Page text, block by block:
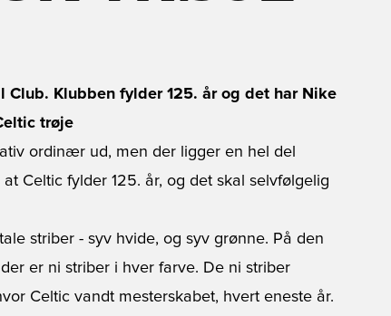
Club. Klubben fylder 125. år og det har Nike
trøje
ordinær ud, men der ligger en hel del
Celtic fylder 125. år, og det skal selvfølgelig
striber - syv hvide, og syv grønne. På den
er ni striber i hver farve. De ni striber
Celtic vandt mesterskabet, hvert eneste år.